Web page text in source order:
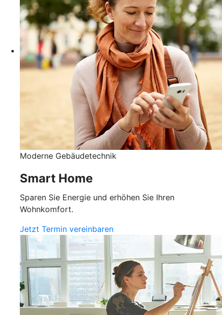
Moderne Gebäudetechnik
Smart Home
Sparen Sie Energie und erhöhen Sie Ihren
Wohnkomfort.
Jetzt Termin vereinbaren